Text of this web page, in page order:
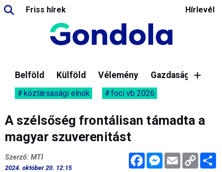
Friss hírek Hírlevél
Belföld Külföld Vélemény Gazdaság
köztársasági elnök foci vb 2026
A szélsőség frontálisan támadta a
magyar szuverenitást
FacebookMessenger
Email Copy
Link
Szerző: MTI
2024. október 20. 12:15